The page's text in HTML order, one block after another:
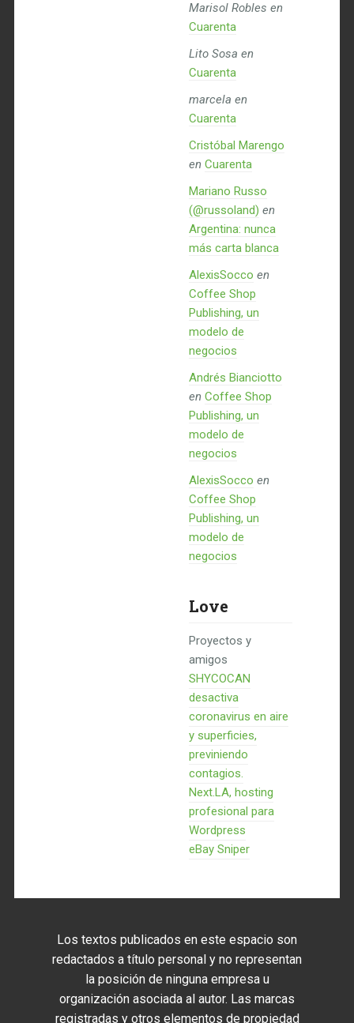
Marisol Robles en
Cuarenta
Lito Sosa en
Cuarenta
marcela en
Cuarenta
Cristóbal Marengo
en Cuarenta
Mariano Russo
(@russoland) en
Argentina: nunca
más carta blanca
AlexisSocco en
Coffee Shop
Publishing, un
modelo de
negocios
Andrés Bianciotto
en Coffee Shop
Publishing, un
modelo de
negocios
AlexisSocco en
Coffee Shop
Publishing, un
modelo de
negocios
Love
Proyectos y
amigos
SHYCOCAN
desactiva
coronavirus en aire
y superficies,
previniendo
contagios.
Next.LA, hosting
profesional para
Wordpress
eBay Sniper
Los textos publicados en este espacio son
redactados a título personal y no representan
la posición de ninguna empresa u
organización asociada al autor. Las marcas
registradas y otros elementos de propiedad